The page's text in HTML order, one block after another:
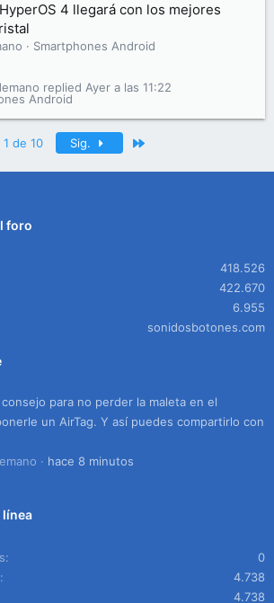
4 llegará con los mejores
Smartphones Android
Android
Ayer a las 11:22
1 de 10 Sig.
foro
418.526
422.670
6.955
sonidosbotones.com
consejo para no perder la maleta en el
un AirTag. Y así puedes compartirlo con
hace 8 minutos
línea
0
4.738
4.738